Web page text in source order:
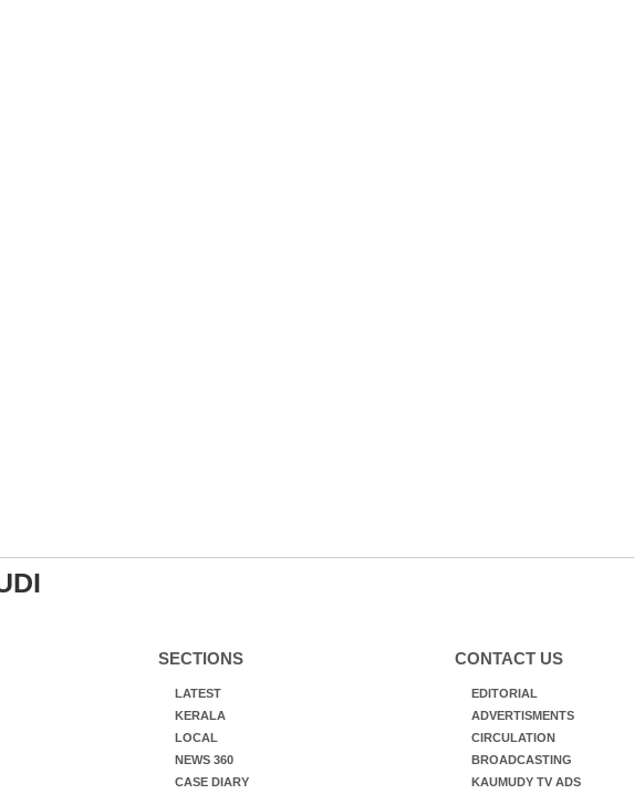
SECTIONS
LATEST
KERALA
LOCAL
NEWS 360
CASE DIARY
CONTACT US
EDITORIAL
ADVERTISMENTS
CIRCULATION
BROADCASTING
KAUMUDY TV ADS